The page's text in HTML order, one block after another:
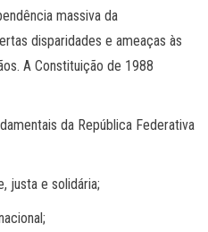
massiva da
disparidades e ameaças às
A Constituição de 1988
da República Federativa
justa e solidária;